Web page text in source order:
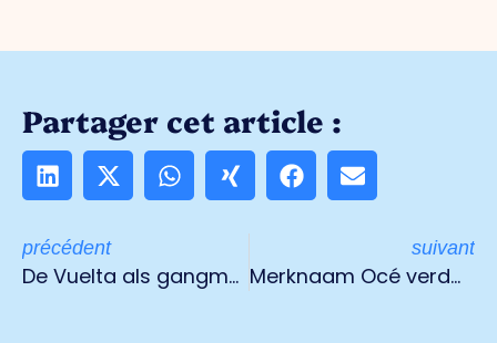
Partager cet article :
précédent
De Vuelta als gangmaker, zakendoen met Spanje
suivant
Merknaam Océ verdwijnt na 92 jaar